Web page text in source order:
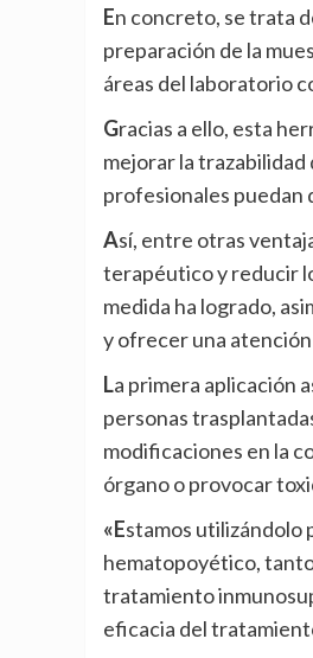
En concreto, se trata de una plataforma que automatiza todo el procedimiento analítico, desde la
preparación de la
áreas del laboratorio
Gracias a ello, esta herramienta, hasta ahora limitada a espacios altamente especializados, permite
mejorar la trazabilidad
profesionales puedan
Así, entre otras ventajas, además, permite mejorar la precisión diagnóstica, optimizar el seguimiento
terapéutico y reducir
medida ha logrado,
y ofrecer una atención
La primera aplicación asistencial ya implantada en La Paz es la monitorización de inmunosupresores en
personas
modificaciones en la
órgano o provocar
«Estamos utilizándolo para la monitorización de pacientes con trasplantes de órgano sólido y
hematopoyético,
tratamiento
eficacia del